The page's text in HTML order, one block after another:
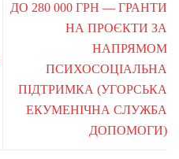
ДО 280 000 ГРН — ГРАНТИ
НА ПРОЄКТИ ЗА
НАПРЯМОМ
ПСИХОСОЦІАЛЬНА
ПІДТРИМКА (УГОРСЬКА
ЕКУМЕНІЧНА СЛУЖБА
ДОПОМОГИ)